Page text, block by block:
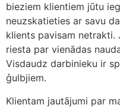
bieziem klientiem jūtu
neuzskatieties ar savu
klients pavisam netrakti.
riesta par vienādas
Visdaudz darbinieku ir
ģulbjiem.
Klientam jautājumi par